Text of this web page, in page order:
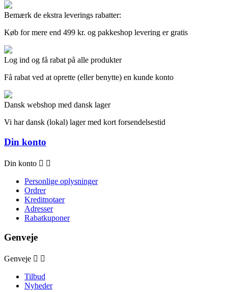
Bemærk de ekstra leverings rabatter:
Køb for mere end 499 kr. og pakkeshop levering er gratis
Log ind og få rabat på alle produkter
Få rabat ved at oprette (eller benytte) en kunde konto
Dansk webshop med dansk lager
Vi har dansk (lokal) lager med kort forsendelsestid
Din konto
Din konto  
Personlige oplysninger
Ordrer
Kreditnotaer
Adresser
Rabatkuponer
Genveje
Genveje  
Tilbud
Nyheder